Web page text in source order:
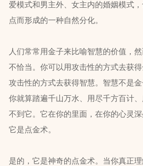
爱模式和男主外、女主内的婚姻模式
点而形成的一种自然分化。
人们常常用金子来比喻智慧的价值，
不恰当。你可以用攻击性的方式去获
攻击性的方式去获得智慧。智慧不是金
你就算踏遍千山万水、用尽千方百计
不到它。它在你的里面，在你的心灵深
它是点金术。
是的，它是神奇的点金术。当你真正